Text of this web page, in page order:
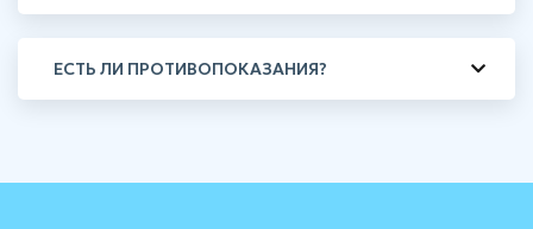
ЕСТЬ ЛИ ПРОТИВОПОКАЗАНИЯ?